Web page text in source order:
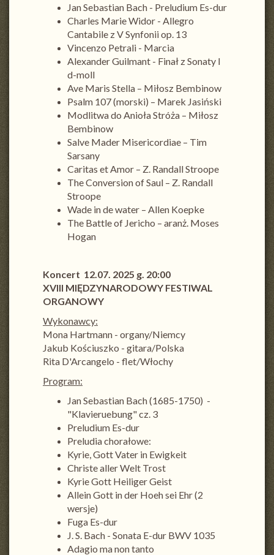
Jan Sebastian Bach - Preludium Es-dur
Charles Marie Widor - Allegro
Cantabile z V Synfonii op. 13
Vincenzo Petrali - Marcia
Alexander Guilmant - Finał z Sonaty I
d-moll
Ave Maris Stella – Miłosz Bembinow
Psalm 107 (morski) – Marek Jasiński
Modlitwa do Anioła Stróża – Miłosz
Bembinow
Salve Mader Misericordiae – Tim
Sarsany
Caritas et Amor – Z. Randall Stroope
The Conversion of Saul – Z. Randall
Stroope
Wade in de water – Allen Koepke
The Battle of Jericho – aranż. Moses
Hogan
Koncert 12.07. 2025 g. 20:00
XVIII MIĘDZYNARODOWY FESTIWAL
ORGANOWY
Wykonawcy:
Mona Hartmann - organy/Niemcy
Jakub Kościuszko - gitara/Polska
Rita D'Arcangelo - flet/Włochy
Program:
Jan Sebastian Bach (1685-1750) -
"Klavieruebung" cz. 3
Preludium Es-dur
Preludia chorałowe:
Kyrie, Gott Vater in Ewigkeit
Christe aller Welt Trost
Kyrie Gott Heiliger Geist
Allein Gott in der Hoeh sei Ehr (2
wersje)
Fuga Es-dur
J. S. Bach - Sonata E-dur BWV 1035
Adagio ma non tanto